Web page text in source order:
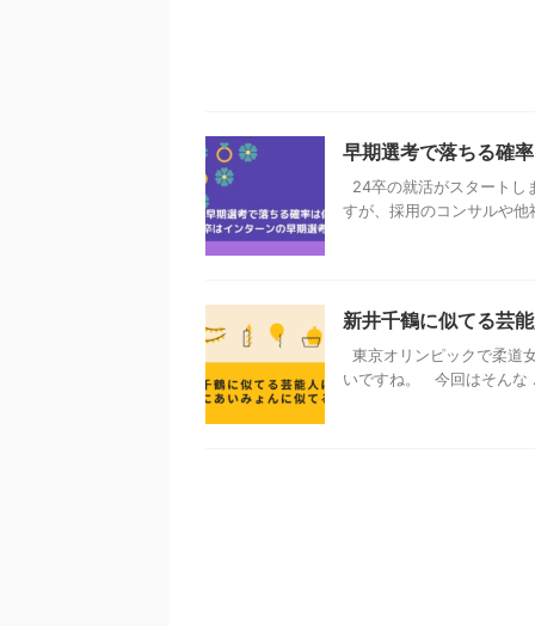
早期選考で落ちる確
24卒の就活がスタートし
すが、採用のコンサルや
新井千鶴に似てる芸
東京オリンピックで柔道
いですね。 今回はそんな